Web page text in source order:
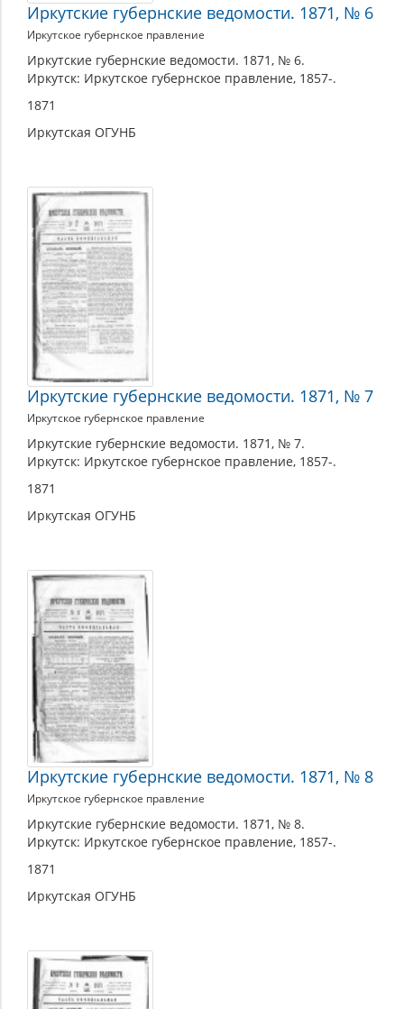
Иркутские губернские ведомости. 1871, № 6
Иркутское губернское правление
Иркутские губернские ведомости. 1871, № 6.
Иркутск: Иркутское губернское правление, 1857-.
1871
Иркутская ОГУНБ
Иркутские губернские ведомости. 1871, № 7
Иркутское губернское правление
Иркутские губернские ведомости. 1871, № 7.
Иркутск: Иркутское губернское правление, 1857-.
1871
Иркутская ОГУНБ
Иркутские губернские ведомости. 1871, № 8
Иркутское губернское правление
Иркутские губернские ведомости. 1871, № 8.
Иркутск: Иркутское губернское правление, 1857-.
1871
Иркутская ОГУНБ